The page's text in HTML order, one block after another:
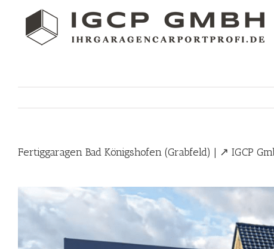
content
Fertiggaragen Bad Königshofen (Grabfeld) | ↗️ IGCP